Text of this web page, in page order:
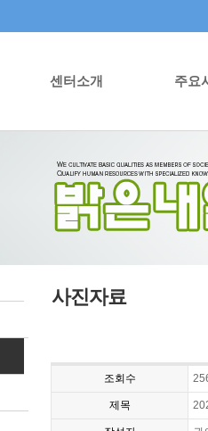
센터소개 주요
사진자료
조회수
제목